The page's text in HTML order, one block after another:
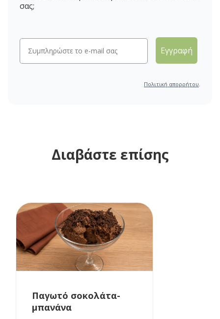
σας;
Εγγραφή
Πολιτική απορρήτου.
Διαβάστε επίσης
Παγωτό σοκολάτα-
μπανάνα